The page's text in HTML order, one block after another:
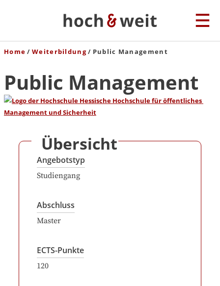
Home Weiterbildung Public Management
Public Management
Übersicht
Angebotstyp
Studiengang
Abschluss
Master
ECTS-Punkte
120